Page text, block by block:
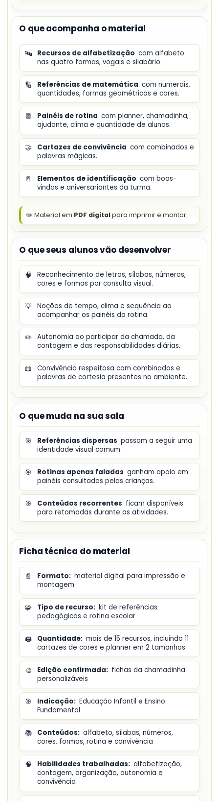
O que acompanha o material
🔤 Recursos de alfabetização com alfabeto
nas quatro formas, vogais e silabário.
🔢 Referências de matemática com numerais,
quantidades, formas geométricas e cores.
📆 Painéis de rotina com planner, chamadinha,
ajudante, clima e quantidade de alunos.
🤝 Cartazes de convivência com combinados e
palavras mágicas.
🚪 Elementos de identificação com boas-
vindas e aniversariantes da turma.
✏️ Material em PDF digitalpara imprimir e montar.
O que seus alunos vão desenvolver
🧠
Reconhecimento de letras, sílabas, números,
cores e formas por consulta visual.
💡 Noções de tempo, clima e sequência ao
acompanhar os painéis da rotina.
✏️ Autonomia ao participar da chamada, da
contagem e das responsabilidades diárias.
📖
Convivência respeitosa com combinados e
palavras de cortesia presentes no ambiente.
O que muda na sua sala
🎯 Referências dispersas passam a seguir uma
identidade visual comum.
🎯 Rotinas apenas faladas ganham apoio em
painéis consultados pelas crianças.
🎯 Conteúdos recorrentes ficam disponíveis
para retomadas durante as atividades.
Ficha técnica do material
📄 Formato: material digital para impressão e
montagem
🧩 Tipo de recurso: kit de referências
pedagógicas e rotina escolar
🖨️ Quantidade: mais de 15 recursos, incluindo 11
cartazes de cores e planner em 2 tamanhos
🎨 Edição confirmada: fichas da chamadinha
personalizáveis
🎯 Indicação: Educação Infantil e Ensino
Fundamental
📚 Conteúdos: alfabeto, sílabas, números,
cores, formas, rotina e convivência
🧠 Habilidades trabalhadas: alfabetização,
contagem, organização, autonomia e
convivência